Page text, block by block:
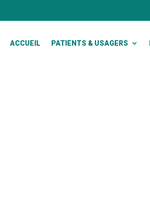
ACCUEIL PATIENTS & USAGERS